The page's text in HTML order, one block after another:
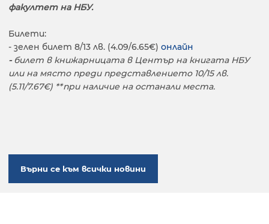
факултет на НБУ.
Билети:
- зелен билет 8/13 лв. (4.09/6.65€) онлайн
-билет в книжарницата в Център на книгата НБУ
или на място преди представлението 10/15 лв.
(5.11/7.67€) **при наличие на останали места.
Върни се към всички новини